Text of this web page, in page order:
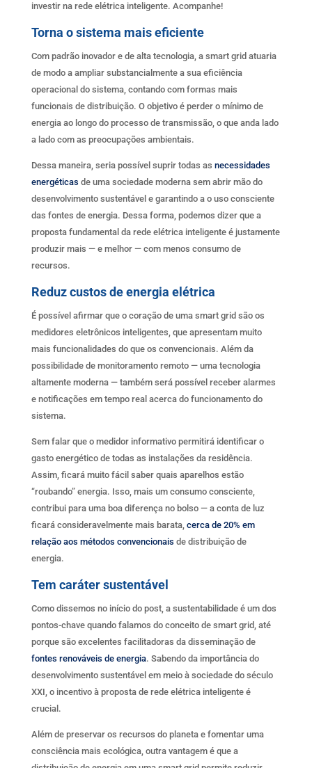
investir na rede elétrica inteligente. Acompanhe!
Torna o sistema mais eficiente
Com padrão inovador e de alta tecnologia, a smart grid atuaria
de modo a ampliar substancialmente a sua eficiência
operacional do sistema, contando com formas mais
funcionais de distribuição. O objetivo é perder o mínimo de
energia ao longo do processo de transmissão, o que anda lado
a lado com as preocupações ambientais.
Dessa maneira, seria possível suprir todas as necessidades
energéticas de uma sociedade moderna sem abrir mão do
desenvolvimento sustentável e garantindo a o uso consciente
das fontes de energia. Dessa forma, podemos dizer que a
proposta fundamental da rede elétrica inteligente é justamente
produzir mais — e melhor — com menos consumo de
recursos.
Reduz custos de energia elétrica
É possível afirmar que o coração de uma smart grid são os
medidores eletrônicos inteligentes, que apresentam muito
mais funcionalidades do que os convencionais. Além da
possibilidade de monitoramento remoto — uma tecnologia
altamente moderna — também será possível receber alarmes
e notificações em tempo real acerca do funcionamento do
sistema.
Sem falar que o medidor informativo permitirá identificar o
gasto energético de todas as instalações da residência.
Assim, ficará muito fácil saber quais aparelhos estão
“roubando” energia. Isso, mais um consumo consciente,
contribui para uma boa diferença no bolso — a conta de luz
ficará consideravelmente mais barata, cerca de 20% em
relação aos métodos convencionais de distribuição de
energia.
Tem caráter sustentável
Como dissemos no início do post, a sustentabilidade é um dos
pontos-chave quando falamos do conceito de smart grid, até
porque são excelentes facilitadoras da disseminação de
fontes renováveis de energia. Sabendo da importância do
desenvolvimento sustentável em meio à sociedade do século
XXI, o incentivo à proposta de rede elétrica inteligente é
crucial.
Além de preservar os recursos do planeta e fomentar uma
consciência mais ecológica, outra vantagem é que a